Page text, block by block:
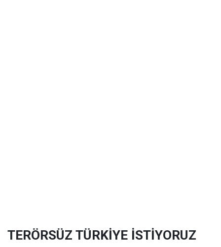
TERÖRSÜZ TÜRKİYE İSTİYORUZ